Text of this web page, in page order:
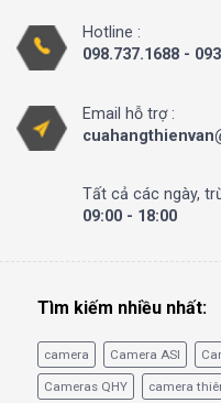
Hotline :
098.737.1688 -
Email hỗ trợ :
Tất cả các ngày,
09:00 - 18:00
Tìm kiếm nhiều nhất:
camera Camera ASI
Cameras QHY camera